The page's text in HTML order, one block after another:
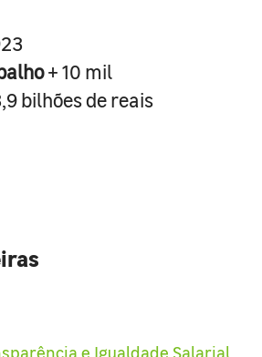
+ 10 mil
bilhões de reais
e Igualdade Salarial